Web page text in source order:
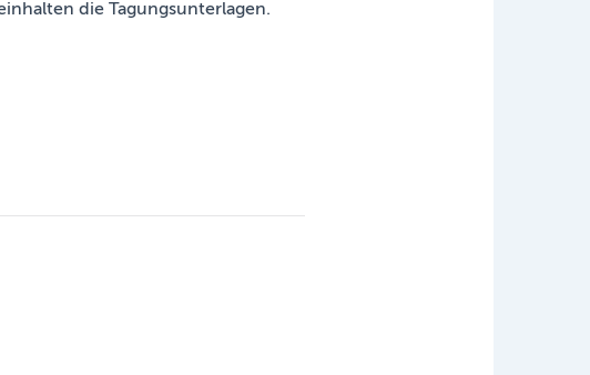
die Tagungsunterlagen.